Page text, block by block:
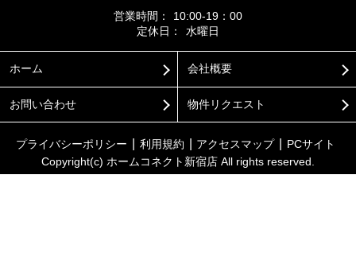
営業時間：
10:00-19：00
定休日：
水曜日
ホーム 会社概要
お問い合わせ 物件リクエスト
プライバシーポリシー 利用規約 アクセスマップ
PCサイト
Copyright(c) ホームコネクト新宿店 All rights reserved.